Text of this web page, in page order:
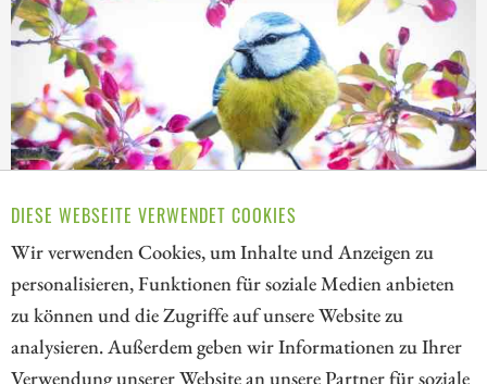
DIESE WEBSEITE VERWENDET COOKIES
Wir verwenden Cookies, um Inhalte und Anzeigen zu
personalisieren, Funktionen für soziale Medien anbieten
zu können und die Zugriffe auf unsere Website zu
analysieren. Außerdem geben wir Informationen zu Ihrer
Verwendung unserer Website an unsere Partner für soziale
Kommentar von André Will-Laudien vom 04.08.2026 | 04:15
BUY THE DIP IM LIFE-SCIENCE-SUPERZYKLUS: GERRESHEIMER,